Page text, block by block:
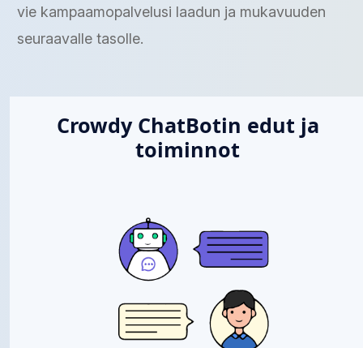
vie kampaamopalvelusi laadun ja mukavuuden
seuraavalle tasolle.
Crowdy ChatBotin edut ja
toiminnot